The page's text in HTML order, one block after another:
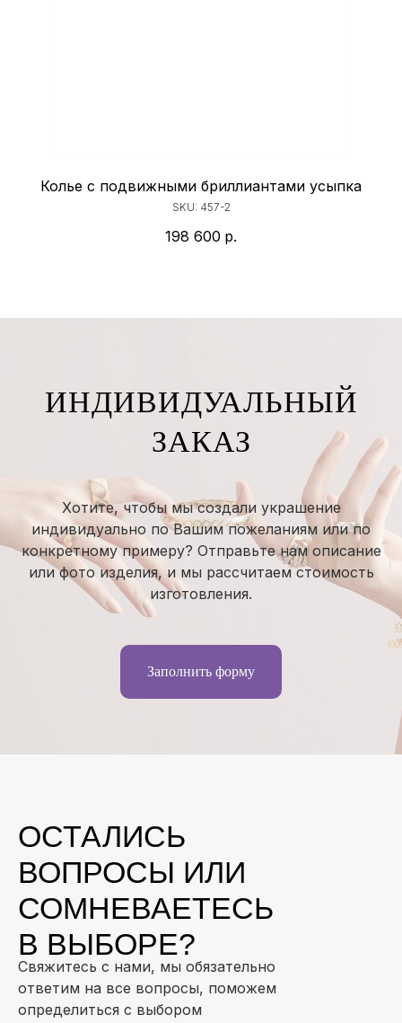
Колье с подвижными бриллиантами усыпка
SKU: 457-2
198 600 р.
ИНДИВИДУАЛЬНЫЙ
ЗАКАЗ
Хотите, чтобы мы создали украшение
индивидуально по Вашим пожеланиям или по
конкретному примеру? Отправьте нам описание
или фото изделия, и мы рассчитаем стоимость
изготовления.
Заполнить форму
Свяжитесь с нами, мы обязательно
ответим на все вопросы, поможем
определиться с выбором
ОСТАЛИСЬ
ВОПРОСЫ ИЛИ
СОМНЕВАЕТЕСЬ
В ВЫБОРЕ?